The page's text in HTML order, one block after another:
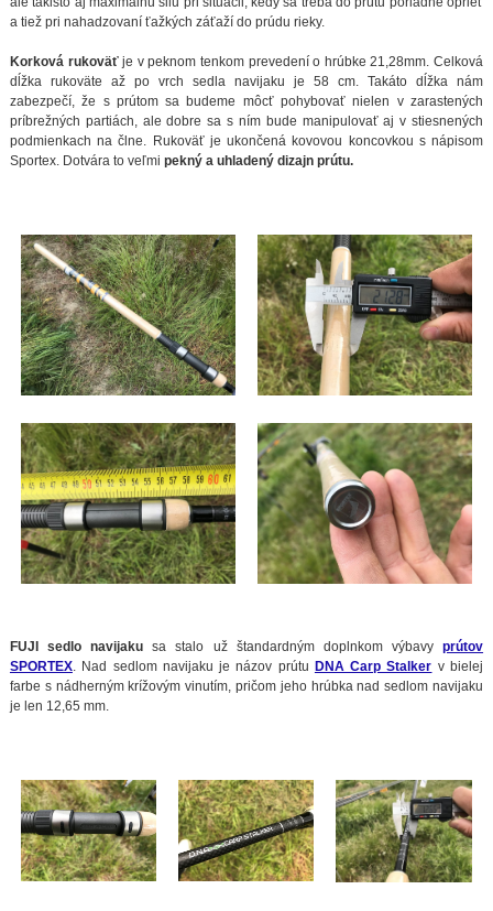
a tiež pri nahadzovaní ťažkých záťaží do prúdu rieky.
Korková rukoväťje v peknom tenkom prevedení o hrúbke 21,28mm. Celková
dĺžka rukoväte až po vrch sedla navijaku je 58 cm. Takáto dĺžka nám
zabezpečí, že s prútom sa budeme môcť pohybovať nielen v zarastených
príbrežných partiách, ale dobre sa s ním bude manipulovať aj v stiesnených
podmienkach na člne. Rukoväť je ukončená kovovou koncovkou s nápisom
Sportex. Dotvára to veľmi pekný a uhladený dizajn prútu.
FUJI sedlo navijaku sa stalo už štandardným doplnkom výbavyprútov
SPORTEX. Nad sedlom navijaku je názov prútu DNA Carp Stalker v bielej
farbe s nádherným krížovým vinutím, pričom jeho hrúbka nad sedlom navijaku
je len 12,65 mm.